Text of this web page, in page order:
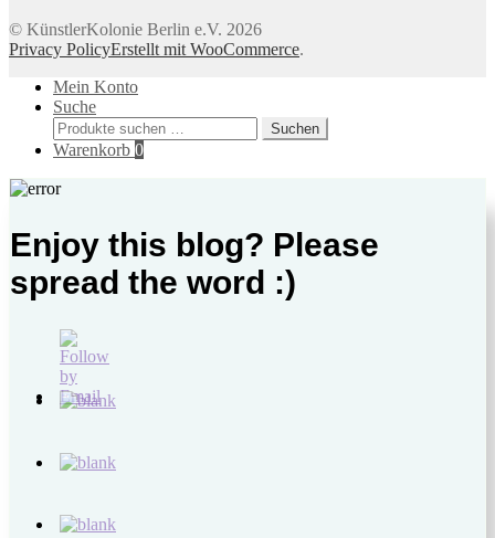
© KünstlerKolonie Berlin e.V. 2026
Privacy PolicyErstellt mit WooCommerce.
Mein Konto
Suche
Suchen
nach:
Suchen
Warenkorb 0
Enjoy this blog? Please
spread the word :)